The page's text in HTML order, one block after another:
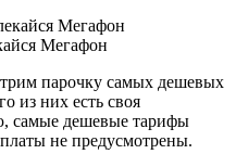
Мегафон
парочку самых дешевых
из них есть своя
самые дешевые тарифы
не предусмотрены.